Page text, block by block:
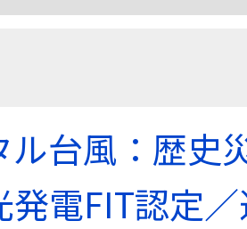
ル台風：歴史
発電FIT認定